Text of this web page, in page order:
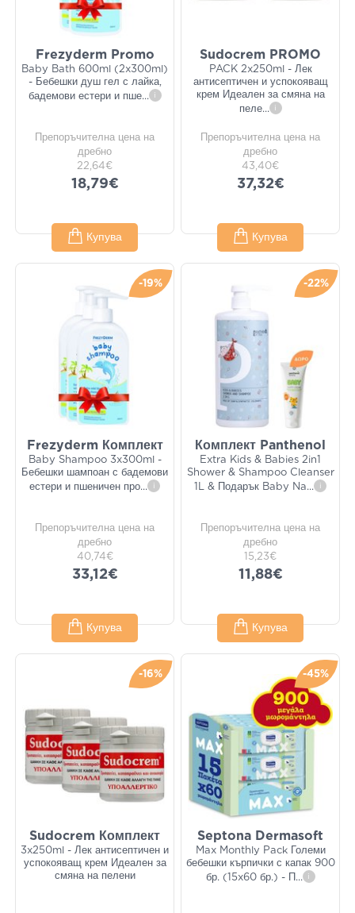
Frezyderm Promo
Baby Bath 600ml (2x300ml)
- Бебешки душ гел с лайка,
бадемови естери и пше... i
Препоръчителна цена на
дребно
22,64€
18,79€
Купува
Sudocrem PROMO
PACK 2x250ml - Лек
антисептичен и успокояващ
крем Идеален за смяна на
пеле... i
Препоръчителна цена на
дребно
43,40€
37,32€
Купува
-19%
Frezyderm Комплект
Baby Shampoo 3x300ml -
Бебешки шампоан с бадемови
естери и пшеничен про... i
Препоръчителна цена на
дребно
40,74€
33,12€
Купува
-22%
Комплект Panthenol
Extra Kids & Babies 2in1
Shower & Shampoo Cleanser
1L & Подарък Baby Na... i
Препоръчителна цена на
дребно
15,23€
11,88€
Купува
-16%
Sudocrem Комплект
3x250ml - Лек антисептичен и
успокояващ крем Идеален за
смяна на пелени
-45%
Septona Dermasoft
Max Monthly Pack Големи
бебешки кърпички с капак 900
бр. (15x60 бр.) - П
... i